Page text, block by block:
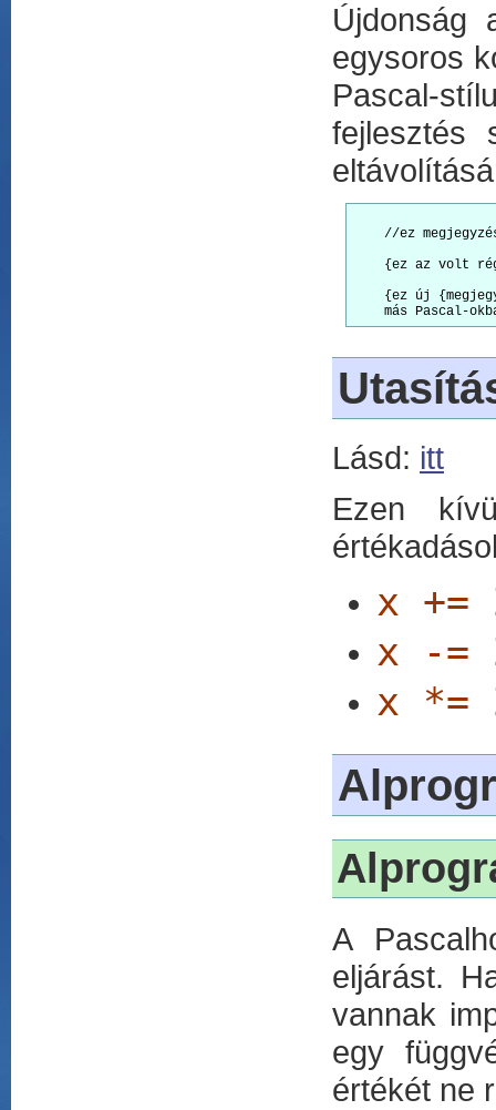
Újdonság
egysoros
Pascal-
fejlesztés
//ez
{ez az volt
{ez új
Lásd: itt
Ezen
x +=
x -=
x *=
A
eljárást.
vannak
egy
értékét ne